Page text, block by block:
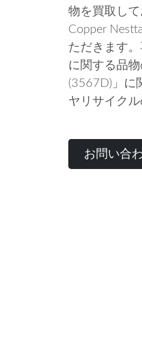
物を買取し
Copper
ただきます
に関する品
(3567D)」に
ヤリサイク
お問い合